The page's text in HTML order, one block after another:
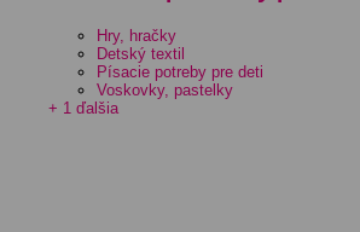
Hry, hračky
Detský textil
Písacie potreby pre deti
Voskovky, pastelky
+ 1 ďalšia